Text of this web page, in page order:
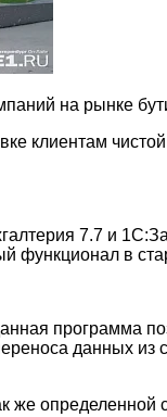
на рынке
клиентам
7.7 и
функционал в
программа
данных из
же определенной